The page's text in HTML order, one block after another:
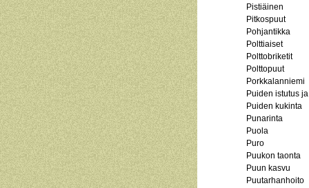
Pistiäinen
Pitkospuut
Pohjantikka
Polttiaiset
Polttobriketit
Polttopuut
Porkkalanniemi
Puiden istutus
Puiden kukinta
Punarinta
Puola
Puro
Puukon taonta
Puun kasvu
Puutarhanhoito